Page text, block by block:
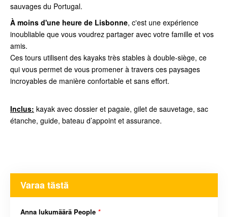
sauvages du Portugal.
À moins d'une heure de Lisbonne, c'est une expérience
inoubliable que vous voudrez partager avec votre famille et vos
amis.
Ces tours utilisent des kayaks très stables à double-siège, ce
qui vous permet de vous promener à travers ces paysages
incroyables de manière confortable et sans effort.
Inclus: kayak avec dossier et pagaie, gilet de sauvetage, sac
étanche, guide, bateau d’appoint et assurance.
Varaa tästä
Anna lukumäärä People *